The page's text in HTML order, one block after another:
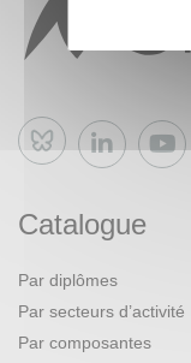
Bluesky
Catalogue
Par diplômes
Par secteurs d’activité
Par composantes